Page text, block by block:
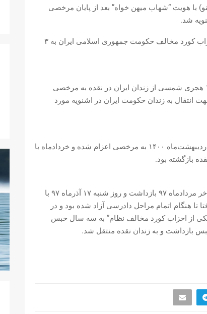
با هویت “شهاب میهن خواه” بعد از پایان مرخصی
شد.
این شهروند به اتهام همکاری با یکی از احزاب کورد مخالف حکومت جمهوری اسلامی ایران به ۳
بر اساس گزارش، وی روز ۲۹ تیرماه ۱۴۰۰ هجری شمسی از زندان ایران در نقده به مرخصی
به زندان حکومت ایران در اشنویه مورد
همچنین این زندانی سیاسی، یک بار دیگر اردیبهشت‌ماه ۱۴۰۰ به مرخصی اعزام شده و خردادماه با
بازگشته بود.
لازم به ذکر است که شهاب میهن‌ خواه اواخر مردادماه ۹۷ بازداشت و روز شنبه ۱۷ آذرماه ۹۷ با
تومانی موقتا تا هنگام اتمام مراحل دادرسی آزاد شده بود و در
“همکاری با یکی از احزاب کورد مخالف نظام” به سه سال حبس